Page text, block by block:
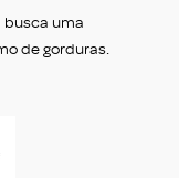
busca uma
de gorduras.